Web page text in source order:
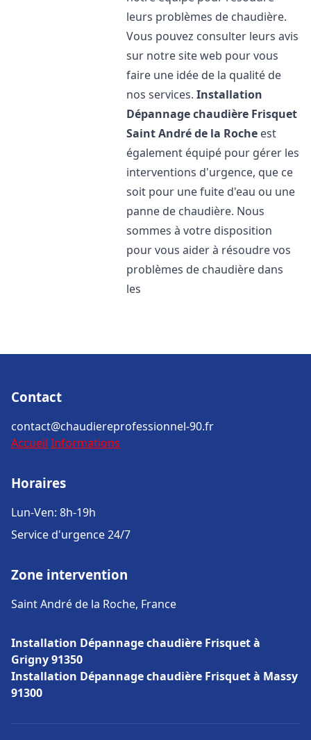
leurs problèmes de chaudière.
Vous pouvez consulter leurs avis
sur notre site web pour vous
faire une idée de la qualité de
nos services.Installation
Dépannage chaudière Frisquet
Saint André de la Roche est
également équipé pour gérer les
interventions d'urgence, que ce
soit pour une fuite d'eau ou une
panne de chaudière. Nous
sommes à votre disposition
pour vous aider à résoudre vos
problèmes de chaudière dans
les
Contact
contact@chaudiereprofessionnel-90.fr
Accueil Informations
Horaires
Lun-Ven: 8h-19h
Service d'urgence 24/7
Zone intervention
Saint André de la Roche, France
Installation Dépannage chaudière Frisquet à
Grigny 91350
Installation Dépannage chaudière Frisquet à Massy
91300